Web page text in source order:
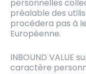
personnelles
préalable des
procédera pas à
Européenne.
INBOUND VALUE
caractère